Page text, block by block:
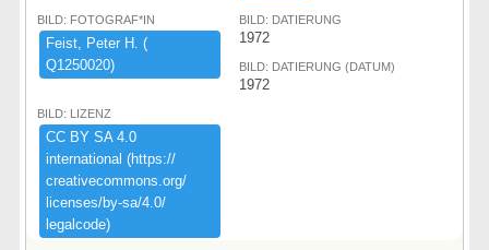
BILD: FOTOGRAF*IN
Feist,​ ​Peter ​H.​ ​(​
Q1250020)​
BILD: DATIERUNG
1972
BILD: DATIERUNG (DATUM)
1972
BILD: LIZENZ
CC ​BY ​SA ​4.​0 ​
international ​(​https:​/​/​
creativecommons.​org/​
licenses/​by-​sa/​4.​0/​
legalcode)​